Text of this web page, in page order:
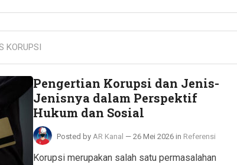
KORUPSI
Pengertian Korupsi dan Jenis-
Jenisnya dalam Perspektif
Hukum dan Sosial
Posted by AR Kanal — 26 Mei 2026 in Referensi
Korupsi merupakan salah satu permasalahan